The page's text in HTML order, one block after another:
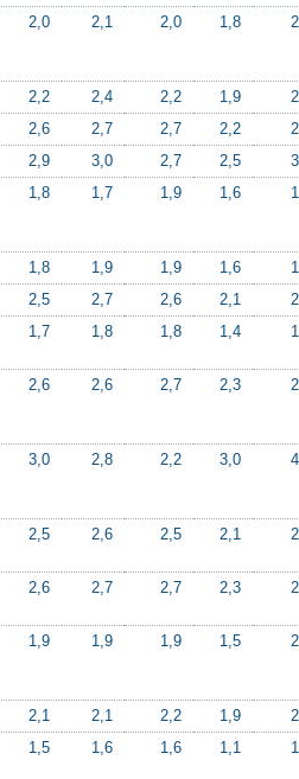
2,0 2,1 2,0 1,8
2,2 2,4 2,2 1,9
2,6 2,7 2,7 2,2
2,9 3,0 2,7 2,5
1,8 1,7 1,9 1,6
1,8 1,9 1,9 1,6
2,5 2,7 2,6 2,1
1,7 1,8 1,8 1,4
2,6 2,6 2,7 2,3
3,0 2,8 2,2 3,0
2,5 2,6 2,5 2,1
2,6 2,7 2,7 2,3
1,9 1,9 1,9 1,5
2,1 2,1 2,2 1,9
1,5 1,6 1,6 1,1